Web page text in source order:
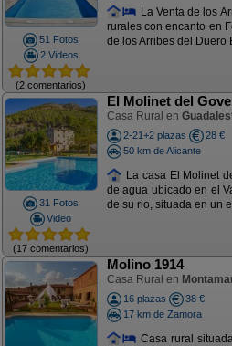
51 Fotos
2 Videos
(2 comentarios)
La Venta de los
rurales con encanto en
de los Arribes del Duero
31 Fotos
Video
(17 comentarios)
El Molinet del
Casa Rural en
2-21+2 plazas
28 €
50 km de Alicante
La casa El Molinet
de agua ubicado en el
de su rio, situada en un
Molino 1914
Casa Rural en
16 plazas
38 €
17 km de Zamora
Casa rural